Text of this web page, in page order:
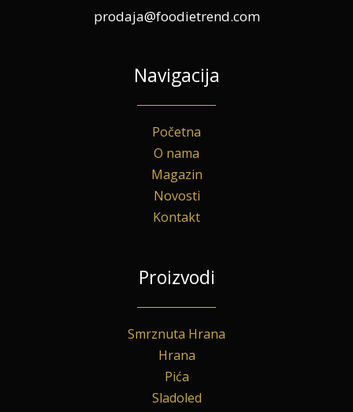
prodaja@foodietrend.com
Navigacija
Početna
O nama
Magazin
Novosti
Kontakt
Proizvodi
Smrznuta Hrana
Hrana
Pića
Sladoled